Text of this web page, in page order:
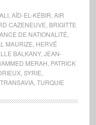
, AÏD-EL-KÉBIR AIR
CAZENEUVE BRIGITTE
DE NATIONALITÉ
MAURIZE HERVÉ
BALKANY, JEAN-
MERAH PATRICK
, SYRIE
TRANSAVIA, TURQUIE